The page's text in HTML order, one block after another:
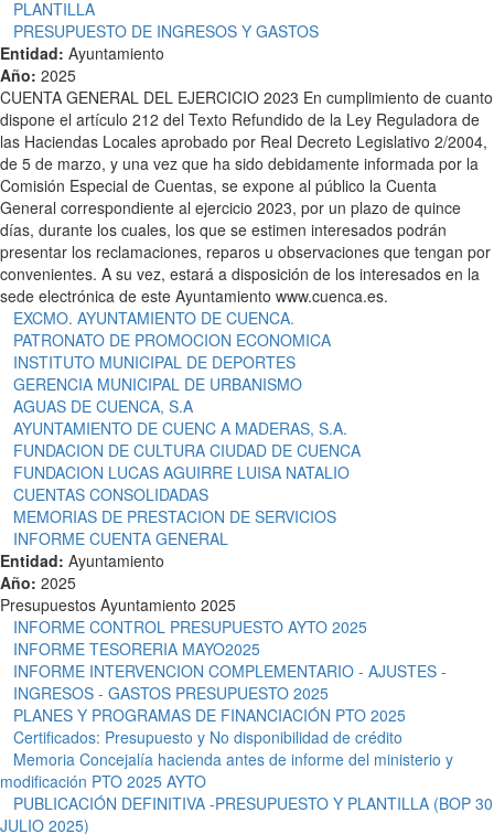
PLANTILLA
PRESUPUESTO DE INGRESOS Y GASTOS
Entidad: Ayuntamiento
Año: 2025
CUENTA GENERAL DEL EJERCICIO 2023 En cumplimiento de cuanto
dispone el artículo 212 del Texto Refundido de la Ley Reguladora de
las Haciendas Locales aprobado por Real Decreto Legislativo 2/2004,
de 5 de marzo, y una vez que ha sido debidamente informada por la
Comisión Especial de Cuentas, se expone al público la Cuenta
General correspondiente al ejercicio 2023, por un plazo de quince
días, durante los cuales, los que se estimen interesados podrán
presentar los reclamaciones, reparos u observaciones que tengan por
convenientes. A su vez, estará a disposición de los interesados en la
sede electrónica de este Ayuntamiento www.cuenca.es.
EXCMO. AYUNTAMIENTO DE CUENCA.
PATRONATO DE PROMOCION ECONOMICA
INSTITUTO MUNICIPAL DE DEPORTES
GERENCIA MUNICIPAL DE URBANISMO
AGUAS DE CUENCA, S.A
AYUNTAMIENTO DE CUENC A MADERAS, S.A.
FUNDACION DE CULTURA CIUDAD DE CUENCA
FUNDACION LUCAS AGUIRRE LUISA NATALIO
CUENTAS CONSOLIDADAS
MEMORIAS DE PRESTACION DE SERVICIOS
INFORME CUENTA GENERAL
Entidad: Ayuntamiento
Año: 2025
Presupuestos Ayuntamiento 2025
INFORME CONTROL PRESUPUESTO AYTO 2025
INFORME TESORERIA MAYO2025
INFORME INTERVENCION COMPLEMENTARIO - AJUSTES -
INGRESOS - GASTOS PRESUPUESTO 2025
PLANES Y PROGRAMAS DE FINANCIACIÓN PTO 2025
Certificados: Presupuesto y No disponibilidad de crédito
Memoria Concejalía hacienda antes de informe del ministerio y
modificación PTO 2025 AYTO
PUBLICACIÓN DEFINITIVA -PRESUPUESTO Y PLANTILLA (BOP 30
JULIO 2025)